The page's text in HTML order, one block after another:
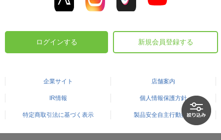
ログインする 新規会員登録する
企業サイト 店舗案内
IR情報 個人情報保護方針
特定商取引法に基づく表示 製品安全自主行動指針